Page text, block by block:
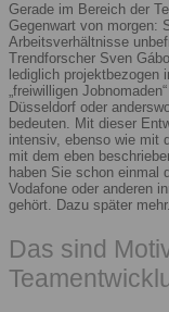
Gerade im Bereich der
Gegenwart von morgen:
Arbeitsverhältnisse
Trendforscher Sven
lediglich projektbezogen
„freiwilligen
Düsseldorf oder
bedeuten. Mit dieser
intensiv, ebenso wie mit
mit dem eben
haben Sie schon einmal
Vodafone oder anderen
gehört. Dazu später mehr.
Das sind